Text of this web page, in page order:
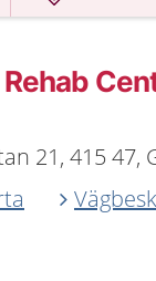
21, 415 47,